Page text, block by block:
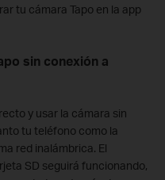
tu cámara Tapo en la app
sin conexión a
y usar la cámara sin
tu teléfono como la
red inalámbrica. El
SD seguirá funcionando,